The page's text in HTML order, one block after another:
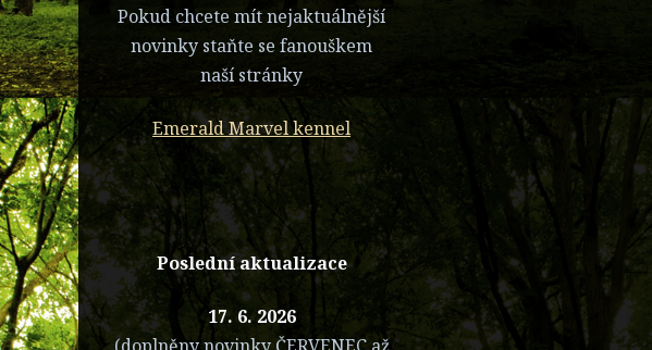
Pokud chcete mít nejaktuálnější
novinky staňte se fanouškem
naší stránky
Emerald Marvel kennel
Poslední aktualizace
17. 6. 2026